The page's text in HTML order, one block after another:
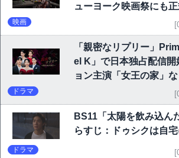
ューヨーク映画祭にも
映画祭で快挙｜Netflix映
映画
「親密なリプリー」
el K」で日本独占配信
ョン主演「女王の家」
ドラマ
BS11「太陽を飲み込ん
らすじ：ドゥシクは自
ドラマ